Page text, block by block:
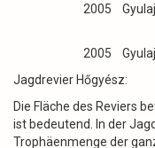
2005
2005
Jagdrevier Hőgyész:
Die Fläche des Reviers
ist bedeutend. In der
Trophäenmenge der